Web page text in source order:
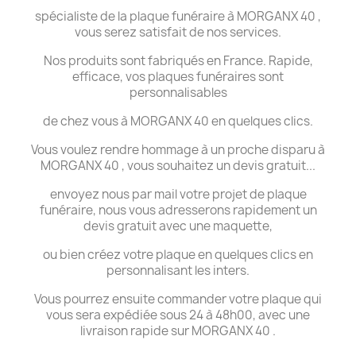
spécialiste de la plaque funéraire à MORGANX 40 ,
vous serez satisfait de nos services.
Nos produits sont fabriqués en France. Rapide,
efficace, vos plaques funéraires sont
personnalisables
de chez vous à MORGANX 40 en quelques clics.
Vous voulez rendre hommage à un proche disparu à
MORGANX 40 , vous souhaitez un devis gratuit...
envoyez nous par mail votre projet de plaque
funéraire, nous vous adresserons rapidement un
devis gratuit avec une maquette,
ou bien créez votre plaque en quelques clics en
personnalisant les inters.
Vous pourrez ensuite commander votre plaque qui
vous sera expédiée sous 24 à 48h00, avec une
livraison rapide sur MORGANX 40 .